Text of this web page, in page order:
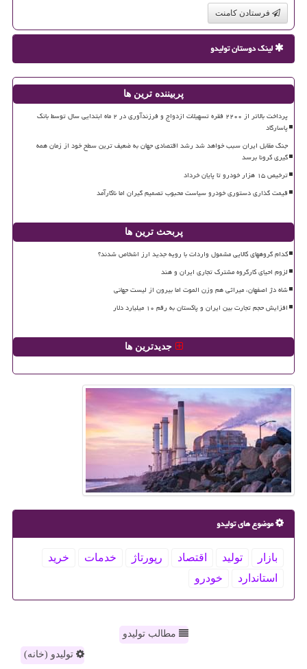
فرستادن کامنت
لینک دوستان تولیدو
پربیننده ترین ها
پرداخت بالاتر از ۲۲۰۰ فقره تسهیلات ازدواج و فرزندآوری در ۲ ماه ابتدایی سال توسط بانک
پاسارگاد
جنگ مقابل ایران سبب خواهد شد رشد اقتصادی جهان به ضعیف ترین سطح خود از زمان همه
گیری کرونا برسد
ترخیص ۱۵ هزار خودرو تا پایان خرداد
قیمت گذاری دستوری خودرو سیاست محبوب تصمیم گیران اما ناکارآمد
پربحث ترین ها
کدام گروههای کالایی مشمول واردات با رویه جدید ارز اشخاص شدند؟
لزوم احیای کارگروه مشترک تجاری ایران و هند
شاه دژ اصفهان، میراثی هم وزن الموت اما بیرون از لیست جهانی
افزایش حجم تجارت بین ایران و پاکستان به رقم ۱۰ میلیارد دلار
جدیدترین ها
موضوع های تولیدو
بازار تولید اقتصاد رپورتاژ خدمات
خرید
استاندارد
خودرو
مطالب تولیدو
تولیدو (خانه)